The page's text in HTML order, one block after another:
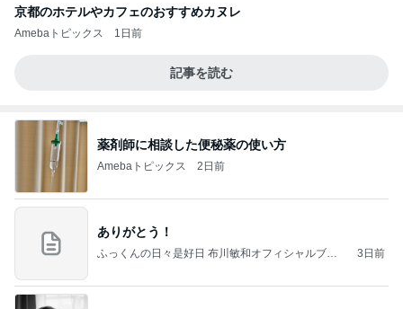
京都のホテルやカフェのおすすめカヌレ
Amebaトピックス 1日前
記事を読む
薬剤師に相談した便秘薬の使い方
Amebaトピックス 2日前
ありがとう！
ふっくんの日々是好日 布川敏和オフィシャルブロ
3日前